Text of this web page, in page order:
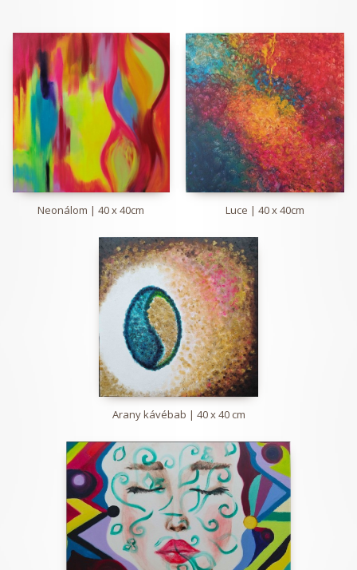
Neonálom | 40 x 40cm Luce | 40 x 40cm
Arany kávébab | 40 x 40 cm